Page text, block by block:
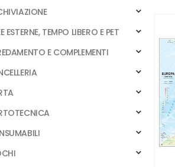
ESTERNE, TEMPO LIBERO E PET
E COMPLEMENTI